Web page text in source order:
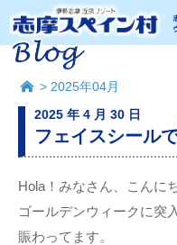
> 2025年04月
2025 年 4 月 30 日
フェイスシール
Hola！みなさん、こんに
ゴールデンウィークに突
賑わってます。